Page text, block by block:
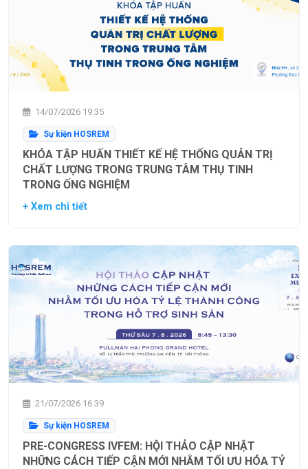
14/07/2026 19:35
Sự kiện HOSREM
KHÓA TẬP HUẤN THIẾT KẾ HỆ THỐNG QUẢN TRỊ
CHẤT LƯỢNG TRONG TRUNG TÂM THỤ TINH
TRONG ỐNG NGHIỆM
+ Xem chi tiết
21/07/2026 16:39
Sự kiện HOSREM
PRE-CONGRESS IVFEM: HỘI THẢO CẬP NHẬT
NHỮNG CÁCH TIẾP CẬN MỚI NHẰM TỐI ƯU HÓA TỶ